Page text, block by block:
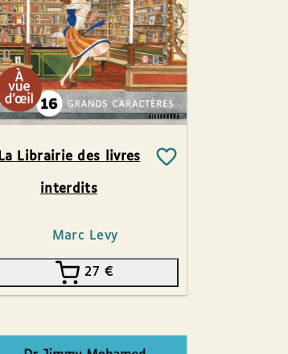
La Librairie des livres
interdits
Marc Levy
27€